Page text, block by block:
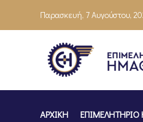
Παρασκευή, 7 Αυγούστου,
ΑΡΧΙΚΗ